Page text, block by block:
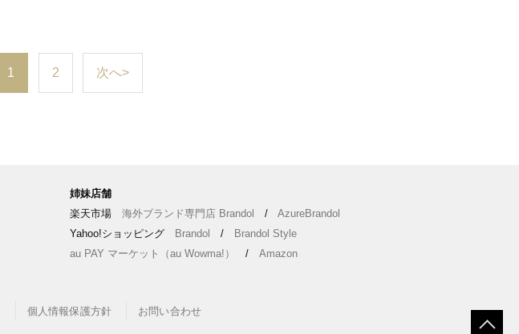
1 2 次へ>
姉妹店舗
楽天市場 海外ブランド専門店 Brandol / AzureBrandol
Yahoo!ショッピング Brandol / Brandol Style
au PAY マーケット（au Wowma!）
/ Amazon
個人情報保護方針 お問い合わせ